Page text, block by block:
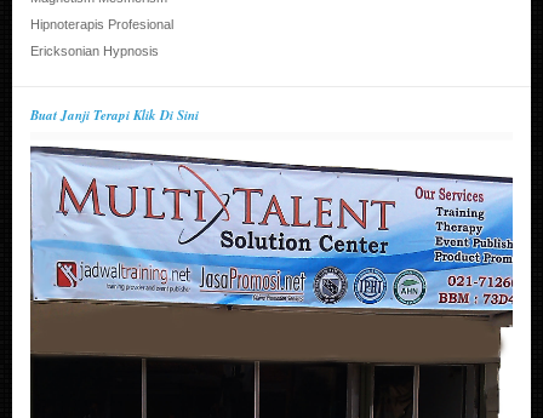
Hipnoterapis Profesional
Ericksonian Hypnosis
Buat Janji Terapi Klik Di Sini